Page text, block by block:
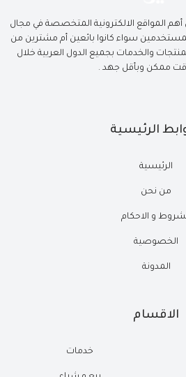
المواقع الالكترونية المتخصصة في مجال
المستخدمين سواء كانوا بائعين أم مشترين من
والخدمات بجميع الدول العربية خلال
ممكن وبأقل جهد .
الرئيسية
الرئيسية
من نحن
و الاحكام
الخصوصية
المدونة
الاقسام
خدمات